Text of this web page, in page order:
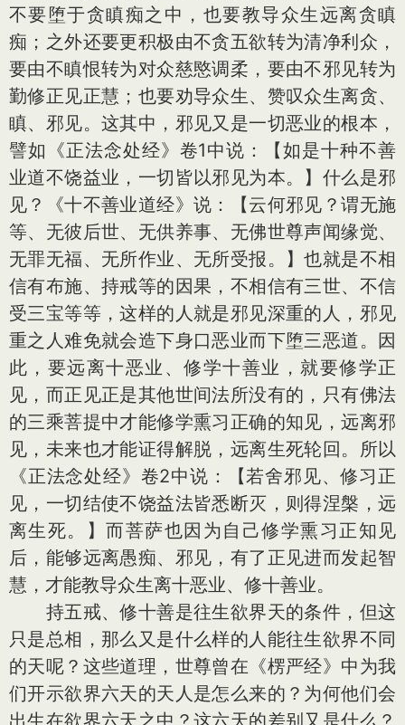
不要堕于贪瞋痴之中，也要教导众生远离贪瞋
痴；之外还要更积极由不贪五欲转为清净利众，
要由不瞋恨转为对众慈愍调柔，要由不邪见转为
勤修正见正慧；也要劝导众生、赞叹众生离贪、
瞋、邪见。这其中，邪见又是一切恶业的根本，
譬如《正法念处经》卷1中说：【如是十种不善
业道不饶益业，一切皆以邪见为本。】什么是邪
见？《十不善业道经》说：【云何邪见？谓无施
等、无彼后世、无供养事、无佛世尊声闻缘觉、
无罪无福、无所作业、无所受报。】也就是不相
信有布施、持戒等的因果，不相信有三世、不信
受三宝等等，这样的人就是邪见深重的人，邪见
重之人难免就会造下身口恶业而下堕三恶道。因
此，要远离十恶业、修学十善业，就要修学正
见，而正见正是其他世间法所没有的，只有佛法
的三乘菩提中才能修学熏习正确的知见，远离邪
见，未来也才能证得解脱，远离生死轮回。所以
《正法念处经》卷2中说：【若舍邪见、修习正
见，一切结使不饶益法皆悉断灭，则得涅槃，远
离生死。】而菩萨也因为自己修学熏习正知见
后，能够远离愚痴、邪见，有了正见进而发起智
慧，才能教导众生离十恶业、修十善业。
持五戒、修十善是往生欲界天的条件，但这
只是总相，那么又是什么样的人能往生欲界不同
的天呢？这些道理，世尊曾在《楞严经》中为我
们开示欲界六天的天人是怎么来的？为何他们会
出生在欲界六天之中？这六天的差别又是什么？